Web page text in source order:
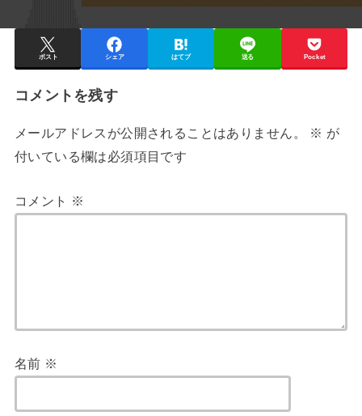
ポスト シェア はてブ 送る Pocket
コメントを残す
メールアドレスが公開されることはありません。 ※ が
付いている欄は必須項目です
コメント ※
名前 ※